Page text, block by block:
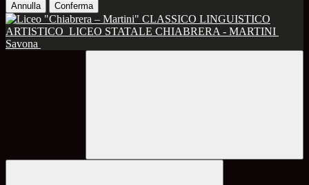
Annulla Conferma
CLASSICO LINGUISTICO
ARTISTICO LICEO STATALE CHIABRERA - MARTINI
Savona